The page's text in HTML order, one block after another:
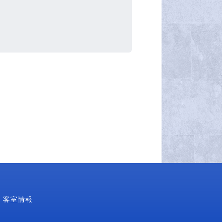
客室情報